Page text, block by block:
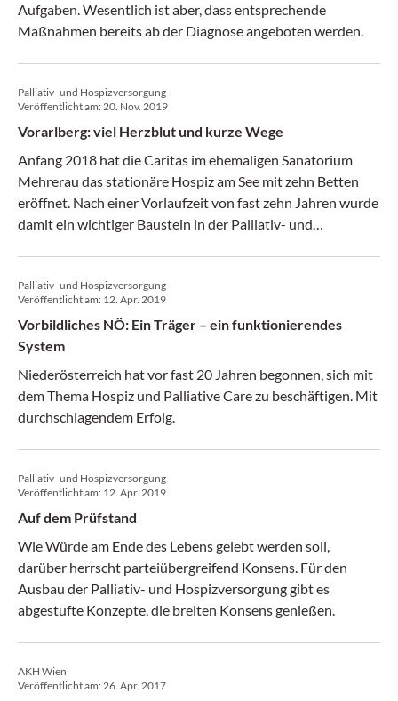
Aufgaben. Wesentlich ist aber, dass entsprechende
Maßnahmen bereits ab der Diagnose angeboten werden.
Palliativ- und Hospizversorgung
Veröffentlicht am:20. Nov. 2019
Vorarlberg: viel Herzblut und kurze Wege
Anfang 2018 hat die Caritas im ehemaligen Sanatorium
Mehrerau das stationäre Hospiz am See mit zehn Betten
eröffnet. Nach einer Vorlaufzeit von fast zehn Jahren wurde
damit ein wichtiger Baustein in der Palliativ- und
Palliativ- und Hospizversorgung
Veröffentlicht am: 12. Apr. 2019
Vorbildliches NÖ: Ein Träger – ein funktionierendes
System
Niederösterreich hat vor fast 20 Jahren begonnen, sich mit
dem Thema Hospiz und Palliative Care zu beschäftigen. Mit
durchschlagendem Erfolg.
Palliativ- und Hospizversorgung
Veröffentlicht am: 12. Apr. 2019
Auf dem Prüfstand
Wie Würde am Ende des Lebens gelebt werden soll,
darüber herrscht parteiübergreifend Konsens. Für den
Ausbau der Palliativ- und Hospizversorgung gibt es
abgestufte Konzepte, die breiten Konsens genießen.
AKH Wien
Veröffentlicht am:26. Apr. 2017